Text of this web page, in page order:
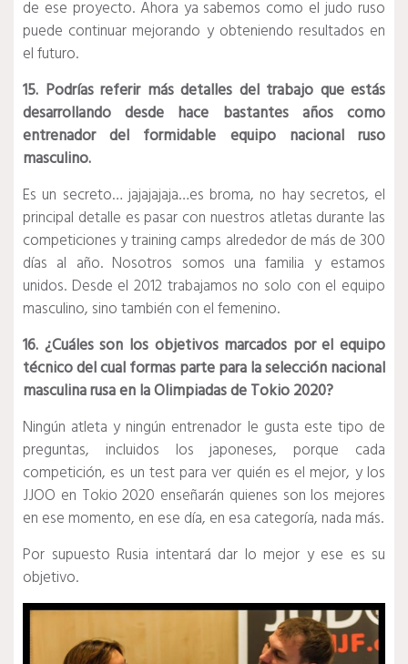
de ese proyecto. Ahora ya sabemos como el judo ruso
puede continuar mejorando y obteniendo resultados en
el futuro.
15. Podrías referir más detalles del trabajo que estás
desarrollando desde hace bastantes años como
entrenador del formidable equipo nacional ruso
masculino.
Es un secreto… jajajajaja…es broma, no hay secretos, el
principal detalle es pasar con nuestros atletas durante las
competiciones y training camps alrededor de más de 300
días al año. Nosotros somos una familia y estamos
unidos. Desde el 2012 trabajamos no solo con el equipo
masculino, sino también con el femenino.
16. ¿Cuáles son los objetivos marcados por el equipo
técnico del cual formas parte para la selección nacional
masculina rusa en la Olimpiadas de Tokio 2020?
Ningún atleta y ningún entrenador le gusta este tipo de
preguntas, incluidos los japoneses, porque cada
competición, es un test para ver quién es el mejor, y los
JJOO en Tokio 2020 enseñarán quienes son los mejores
en ese momento, en ese día, en esa categoría, nada más.
Por supuesto Rusia intentará dar lo mejor y ese es su
objetivo.